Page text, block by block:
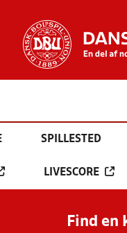
SPILLESTED
LIVESCORE
Find en